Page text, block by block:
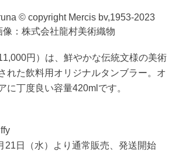
© copyright Mercis bv,1953-2023
：株式会社龍村美術織物
円）は、鮮やかな伝統文様の美術
れた飲料用オリジナルタンブラー。オ
に丁度良い容量420mlです。
21日（水）より通常販売、発送開始